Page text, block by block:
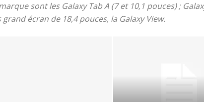
sont les Galaxy Tab A (7 et 10,1 pouces) ;
écran de 18,4 pouces, la Galaxy View.